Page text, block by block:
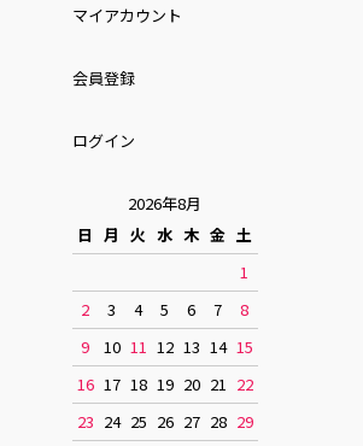
マイアカウント
会員登録
ログイン
2026年8月
日 月 火 水 木 金 土
1
2
3 4 5 6 7
8
9
10 11 12 13 14 15
16 17 18 19 20 21 22
23 24 25 26 27 28 29